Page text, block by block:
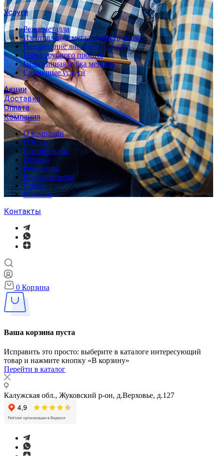
Услуги
Резка металла
Изготовление металлоконструкций
Вальцевание листового проката
Гибка трубного проката
Гильотинная рубка металла
Сварочные услуги
Акции
Доставка
Оплата
Компания
О компании
ГОСТы
Сертификаты
Отзывы
Реквизиты
Вопрос ответы
Статьи
Новости
Контакты
0 Корзина
Ваша корзина пуста
Исправить это просто: выберите в каталоге интересующий
товар и нажмите кнопку «В корзину»
Перейти в каталог
Калужская обл., Жуковский р-он, д.Верховье, д.127